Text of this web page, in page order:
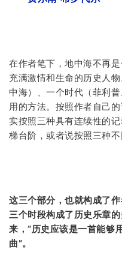
在作者笔下，地中海不再
充满激情和生命的历史人
中海）、一个时代（菲利
用的方法。按照作者自己
实按照三种具有连续性的
梯台阶，或者说按照三种不
这三个部分，也就构成了
三个时段构成了历史乐章
来，“历史应该是一首能够
曲”。